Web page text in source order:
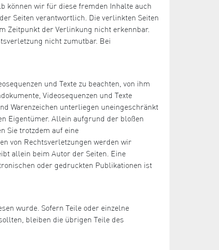
können wir für diese fremden Inhalte auch
Seiten verantwortlich. Die verlinkten Seiten
Zeitpunkt der Verlinkung nicht erkennbar.
nicht zumutbar. Bei
und Texte zu beachten, von ihm
Videosequenzen und Texte
Warenzeichen unterliegen uneingeschränkt
Eigentümer. Allein aufgrund der bloßen
Sie trotzdem auf eine
von Rechtsverletzungen werden wir
allein beim Autor der Seiten. Eine
oder gedruckten Publikationen ist
wurde. Sofern Teile oder einzelne
bleiben die übrigen Teile des